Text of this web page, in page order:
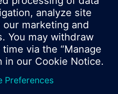
können pro Land